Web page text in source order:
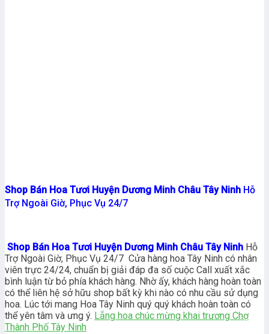
Shop Bán Hoa Tươi Huyện Dương Minh Châu Tây Ninh Hỗ
Trợ Ngoài Giờ, Phục Vụ 24/7
Shop Bán Hoa Tươi Huyện Dương Minh Châu Tây Ninh Hỗ
Trợ Ngoài Giờ, Phục Vụ 24/7 Cửa hàng hoa Tây Ninh có nhân
viên trực 24/24, chuẩn bị giải đáp đa số cuộc Call xuất xắc
bình luận từ bỏ phía khách hàng. Nhờ ấy, khách hàng hoàn toàn
có thể liên hệ sở hữu shop bất kỳ khi nào có nhu cầu sử dụng
hoa. Lúc tới mang Hoa Tây Ninh quý quý khách hoàn toàn có
thể yên tâm và ưng ý. Lẵng hoa chúc mừng khai trương Chợ
Thành Phố Tây Ninh